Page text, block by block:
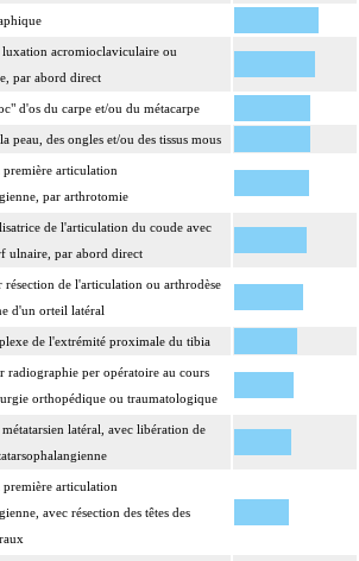
acromioclaviculaire ou
par abord direct
d'os du carpe et/ou du métacarpe
peau, des ongles et/ou des tissus mous
première articulation
par arthrotomie
de l'articulation du coude avec
ulnaire, par abord direct
résection de l'articulation ou arthrodèse
d'un orteil latéral
de l'extrémité proximale du tibia
radiographie per opératoire au cours
orthopédique ou traumatologique
latéral, avec libération de
première articulation
avec résection des têtes des